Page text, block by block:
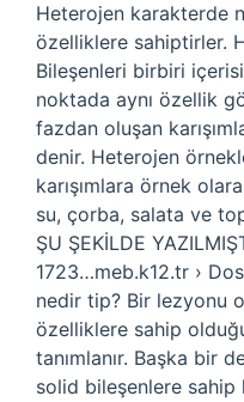
Heterojen karakterde
özelliklere sahiptirler.
Bileşenleri birbiri
noktada aynı özellik
fazdan oluşan
denir. Heterojen
karışımlara örnek
su, çorba, salata ve
ŞU ŞEKİLDE
1723…meb.k12.tr ›
nedir tip? Bir lezyonu
özelliklere sahip
tanımlanır. Başka bir
solid bileşenlere